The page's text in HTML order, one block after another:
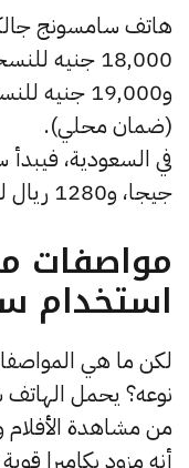
(ضمان محلي).
جيجا، و1280 ريال للنسخة 256 جيجا.
مواصفات
استخدام
لكن ما هي
نوعه؟ يحمل
من مشاهدة الأفلام
أنه مزود بكاميرا